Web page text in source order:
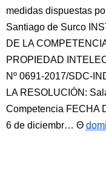
medidas dispuestas
Santiago de Surco
DE LA
PROPIEDAD
Nº 0691-2017/SDC-
LA RESOLUCIÓN:
Competencia FECHA
6 de diciembr…